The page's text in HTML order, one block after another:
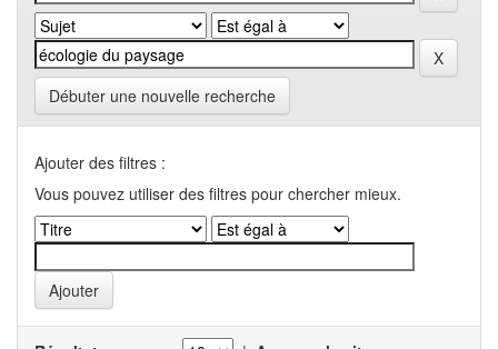
Débuter une nouvelle recherche
Ajouter des filtres :
Vous pouvez utiliser des filtres pour chercher mieux.